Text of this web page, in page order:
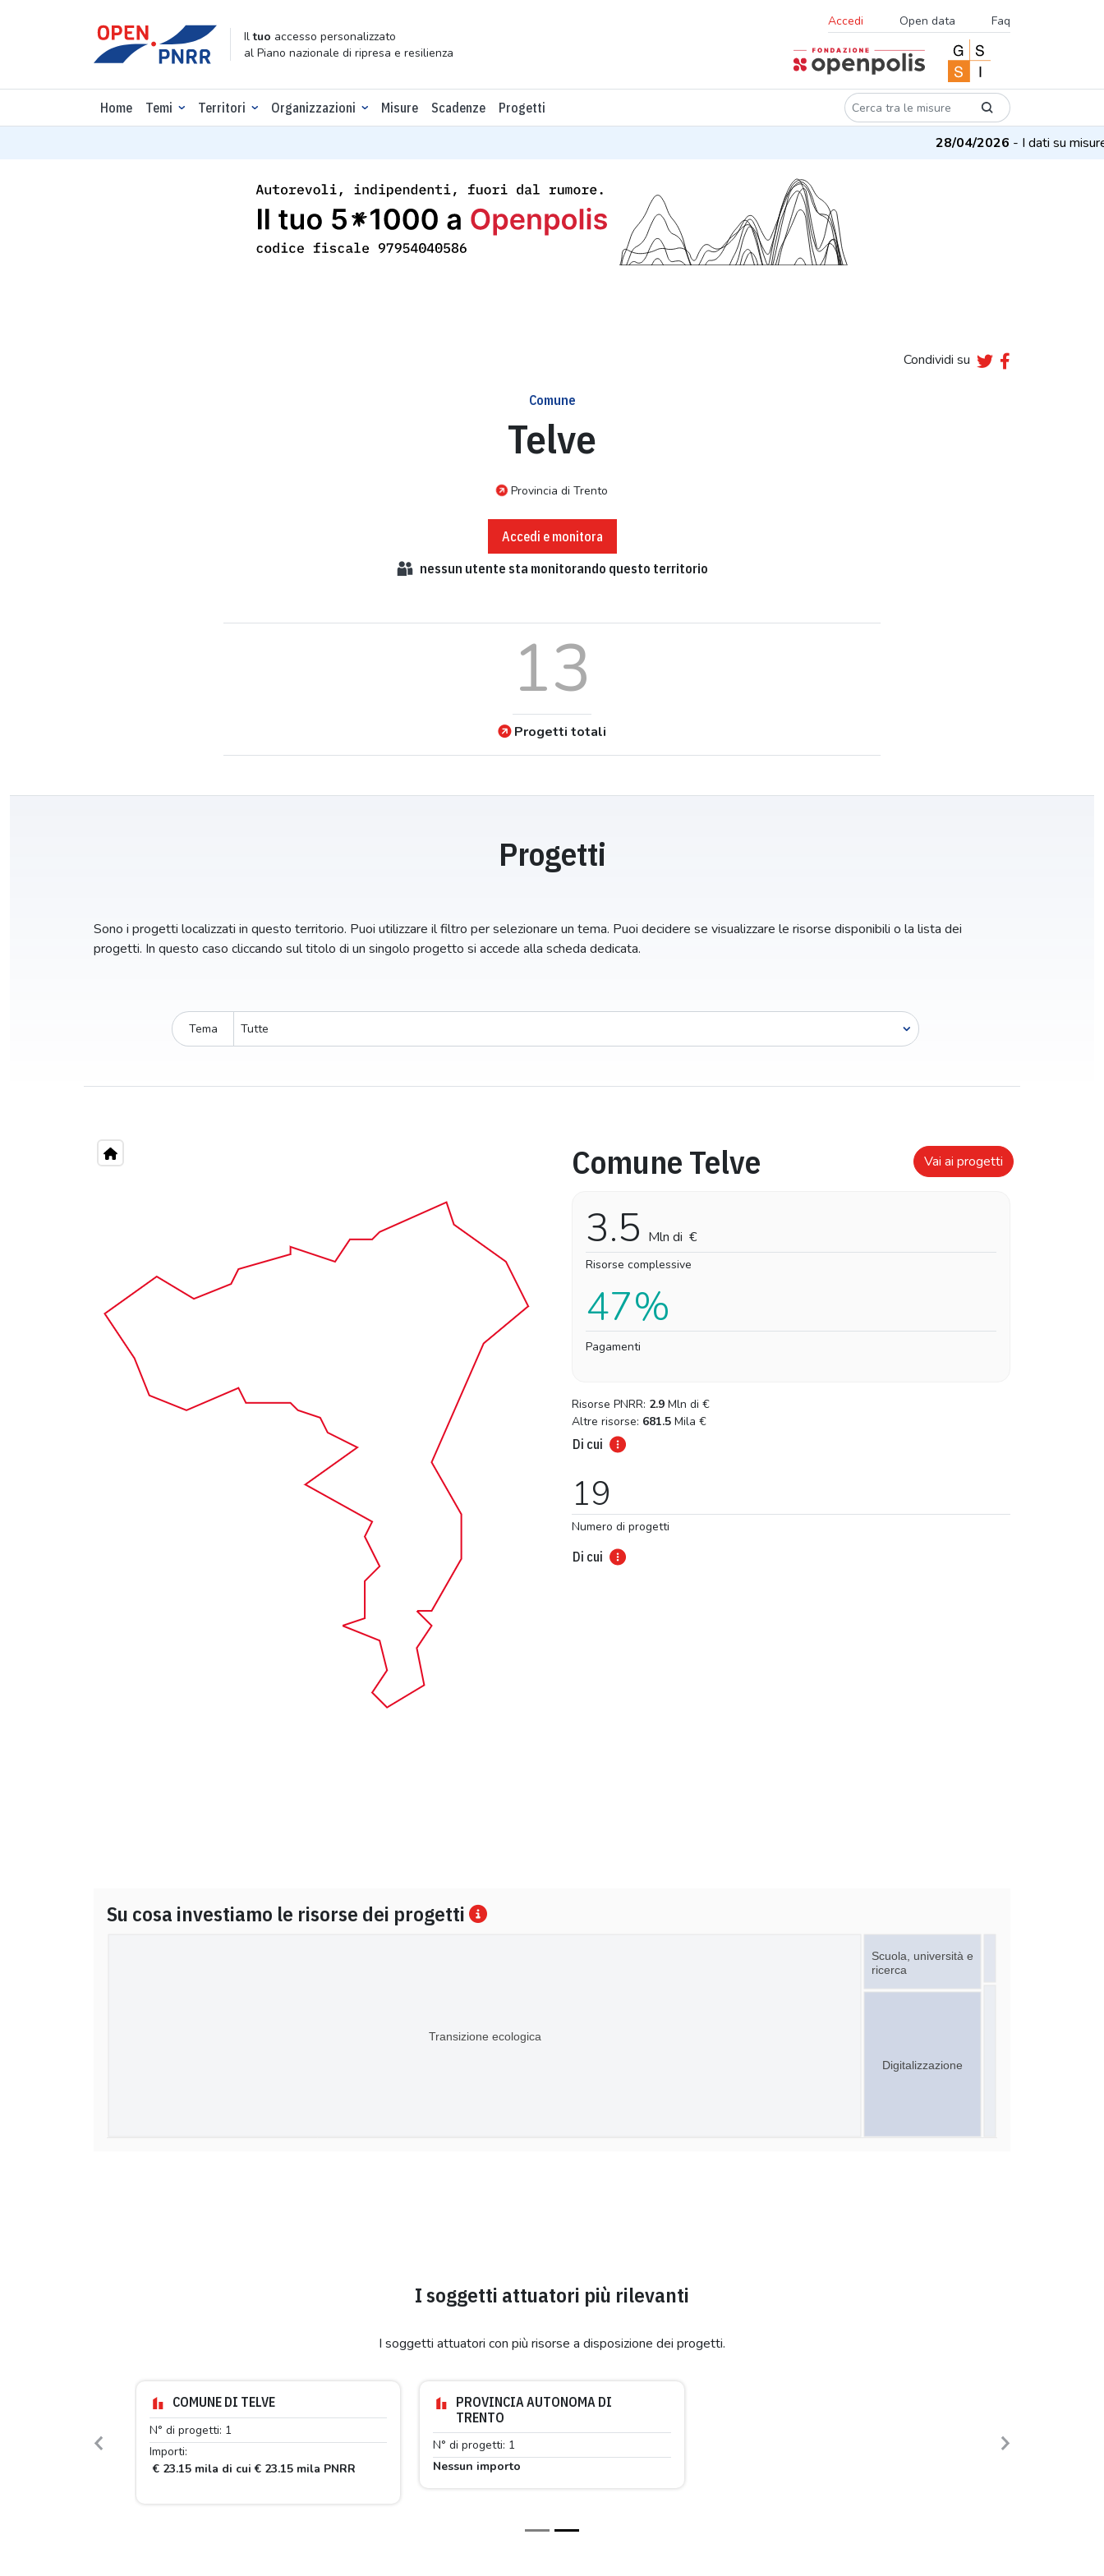
Iltuo accesso personalizzato
al Piano nazionale di ripresa e resilienza
Accedi Open data Faq
Home Temi Territori Organizzazioni Misure Scadenze Progetti
28/04/2026- I dati su misure e
Condividi su
Comune
Telve
Provincia di Trento
Accedi e monitora
nessun utente sta monitorando questo territorio
13
Progetti totali
Progetti
Sono i progetti localizzati in questo territorio. Puoi utilizzare il filtro per selezionare un tema. Puoi decidere se visualizzare le risorse disponibili o la lista dei
progetti. In questo caso cliccando sul titolo di un singolo progetto si accede alla scheda dedicata.
Tema
Complessivo
Comune Telve Vai ai progetti
3.5 Mln di €
Risorse complessive
47%
Pagamenti
Risorse PNRR: 2.9 Mln di €
Altre risorse: 681.5 Mila €
Di cui
19
Numero di progetti
Di cui
Su cosa investiamo le risorse dei progetti
Digitalizzazione
Scuola, università e
ricerca
Transizione ecologica
I soggetti attuatori più rilevanti
I soggetti attuatori con più risorse a disposizione dei progetti.
COMUNE DI TELVE
N° di progetti: 1
Importi:
€ 23.15 mila di cui € 23.15 mila PNRR
PROVINCIA AUTONOMA DI
TRENTO
N° di progetti: 1
Nessun importo
Previous Next